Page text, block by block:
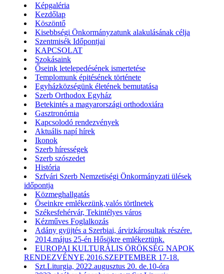
Képgaléria
Kezdőlap
Köszöntő
Kisebbségi Önkormányzatunk alakulásának célja
Szentmisék Időpontjai
KAPCSOLAT
Szokásaink
Őseink letelepedésének ismertetése
Templomunk épitésének története
Egyházközségünk életének bemutatása
Szerb Orthodox Egyház
Betekintés a magyarországi orthodoxiára
Gasztronómia
Kapcsolodó rendezvények
Aktuális napí hírek
Ikonok
Szerb hírességek
Szerb szószedet
História
Szfvári Szerb Nemzetiségi Önkormányzati ülések
időpontja
Közmeghallgatás
Öseinkre emlékezünk,valós törtlnetek
Székesfehérvár, Tekintélyes város
Kézműves Foglalkozás
Adány gyüjtés a Szerbiai, árvizkárosultak részére.
2014.május 25-én Hősökre emlékeztünk.
EUROPAI KULTURÁLIS ÖRÖKSÉG NAPOK
RENDEZVÉNYE,2016.SZEPTEMBER 17-18.
Szt.Liturgia, 2022.augusztus 20. de.10-óra